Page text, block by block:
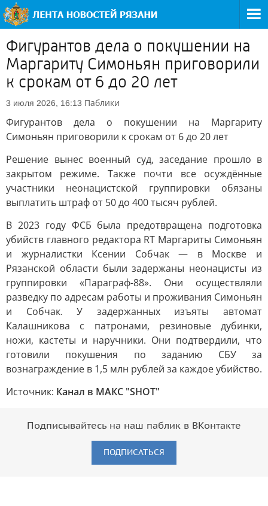
Фигурантов дела о покушении на
Маргариту Симоньян приговорили
к срокам от 6 до 20 лет
3 июля 2026, 16:13 Паблики
Фигурантов дела о покушении на Маргариту
Симоньян приговорили к срокам от 6 до 20 лет
Решение вынес военный суд, заседание прошло в
закрытом режиме. Также почти все осуждённые
участники неонацистской группировки обязаны
выплатить штраф от 50 до 400 тысяч рублей.
В 2023 году ФСБ была предотвращена подготовка
убийств главного редактора RT Маргариты Симоньян
и журналистки Ксении Собчак — в Москве и
Рязанской области были задержаны неонацисты из
группировки «Параграф-88». Они осуществляли
разведку по адресам работы и проживания Симоньян
и Собчак. У задержанных изъяты автомат
Калашникова с патронами, резиновые дубинки,
ножи, кастеты и наручники. Они подтвердили, что
готовили покушения по заданию СБУ за
вознаграждение в 1,5 млн рублей за каждое убийство.
Источник: Канал в МАКС "SHOT"
Подписывайтесь на наш паблик в ВКонтакте
ПОДПИСАТЬСЯ